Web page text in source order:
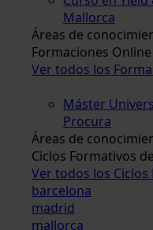
Mallorca
Áreas de
Formaciones Online
Ver todos los
Máster
Procura
Áreas de
Ciclos Formativos
Ver todos los
barcelona
madrid
mallorca